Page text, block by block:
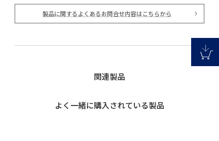
製品に関するよくあるお問合せ内容はこちらから
関連製品
よく一緒に購入されている製品